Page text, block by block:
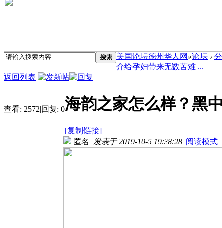
搜索 美国论坛德州华人网 »论坛 ›
介给孕妇带来无数苦难 ...
返回列表
查看: 2572|回复: 0海韵之家怎么样？黑
[复制链接]
匿名 发表于 2019-10-5 19:38:28 |阅读模式